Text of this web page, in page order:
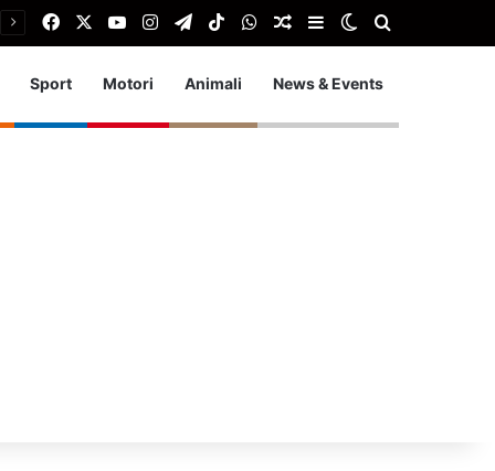
FacebookYou TubeInstagram
TelegramTikTokWhatsApp
Articolo Random
Barra laterale
Cambia aspetto
Sport Motori Animali News & Events